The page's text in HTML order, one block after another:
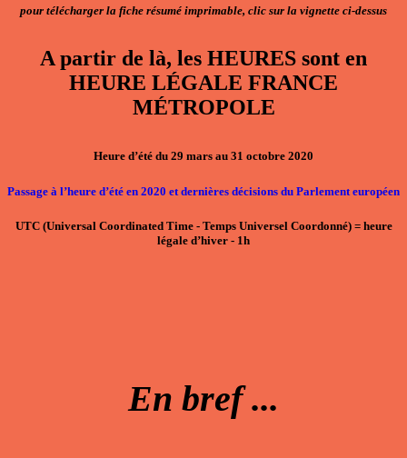
pour télécharger la fiche résumé imprimable, clic sur la vignette ci-dessus
A partir de là, les HEURES sont en
HEURE LÉGALE FRANCE
MÉTROPOLE
Heure d’été du 29 mars au 31 octobre 2020
Passage à l’heure d’été en 2020 et dernières décisions du Parlement européen
UTC(Universal Coordinated Time - Temps Universel Coordonné) =heure
légale d’hiver - 1h
En bref ...